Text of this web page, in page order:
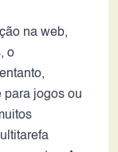
na web,
o
para jogos ou